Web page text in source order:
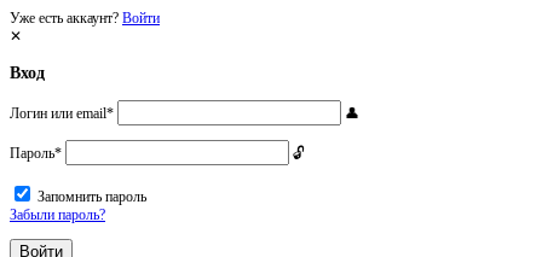
Уже есть аккаунт? Войти
Вход
Логин или email*
Пароль*
Запомнить пароль
Забыли пароль?